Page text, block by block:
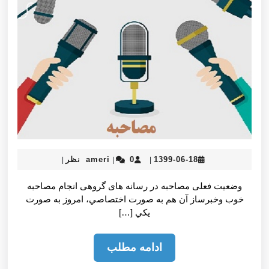
1399-06-18
1399-
ameri
ameri 0 نظر
وضعیت فعلی مصاحبه در رسانه های گروهی انجام مصاحبه
خوب وخبرساز آن هم به صورت اختصاصي، امروز به صورت
يكي […]
ادامه مطلب
مطلب